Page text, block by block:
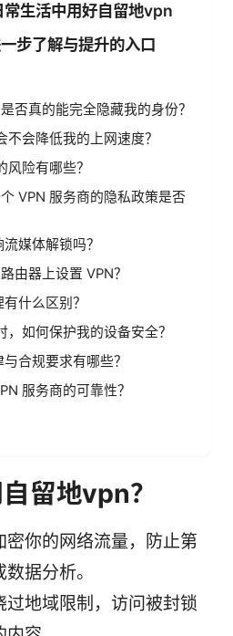
常生活中用好自留地vpn
步了解与提升的入口
否真的能完全隐藏我的身份？
不会降低我的上网速度？
风险有哪些？
VPN 服务商的隐私政策是否
媒体解锁吗？
由器上设置 VPN？
什么区别？
，如何保护我的设备安全？
合规要求有哪些？
服务商的可靠性？
留地vpn？
密你的网络流量，防止第
据分析。
地域限制，访问被封锁